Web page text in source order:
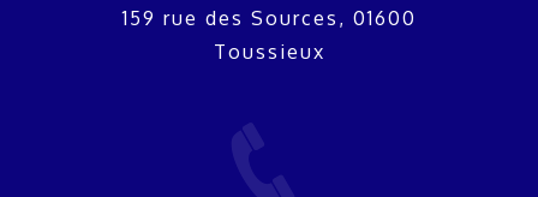
159 rue des Sources, 01600
Toussieux